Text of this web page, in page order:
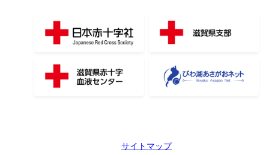
サイトマップ